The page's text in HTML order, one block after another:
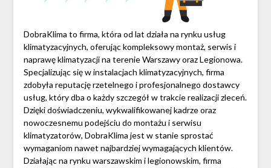
DobraKlima to firma, która od lat działa na rynku usług
klimatyzacyjnych, oferując kompleksowy montaż, serwis i
naprawę klimatyzacji na terenie Warszawy oraz Legionowa.
Specjalizując się w instalacjach klimatyzacyjnych, firma
zdobyła reputację rzetelnego i profesjonalnego dostawcy
usług, który dba o każdy szczegół w trakcie realizacji zleceń.
Dzięki doświadczeniu, wykwalifikowanej kadrze oraz
nowoczesnemu podejściu do montażu i serwisu
klimatyzatorów, DobraKlima jest w stanie sprostać
wymaganiom nawet najbardziej wymagających klientów.
Działając na rynku warszawskim i legionowskim, firma